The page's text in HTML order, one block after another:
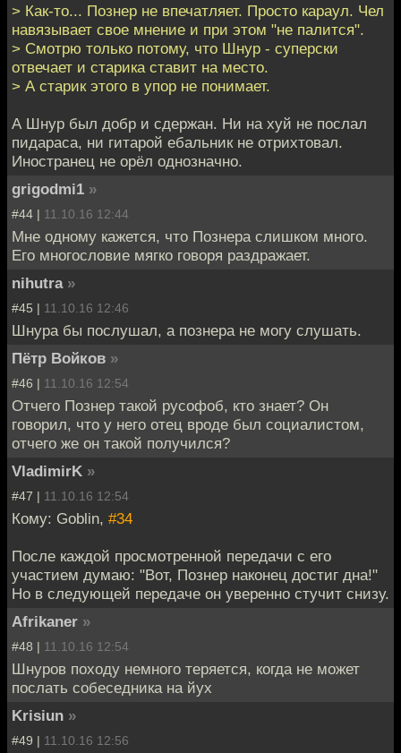
> Как-то... Познер не впечатляет. Просто караул. Чел
навязывает свое мнение и при этом "не палится".
> Смотрю только потому, что Шнур - суперски
отвечает и старика ставит на место.
> А старик этого в упор не понимает.
А Шнур был добр и сдержан. Ни на хуй не послал
пидараса, ни гитарой ебальник не отрихтовал.
Иностранец не орёл однозначно.
grigodmi1 »
#44 | 11.10.16 12:44
Мне одному кажется, что Познера слишком много.
Его многословие мягко говоря раздражает.
nihutra »
#45 | 11.10.16 12:46
Шнура бы послушал, а познера не могу слушать.
Пётр Войков »
#46 | 11.10.16 12:54
Отчего Познер такой русофоб, кто знает? Он
говорил, что у него отец вроде был социалистом,
отчего же он такой получился?
VladimirK »
#47 | 11.10.16 12:54
Кому: Goblin, #34
После каждой просмотренной передачи с его
участием думаю: "Вот, Познер наконец достиг дна!"
Но в следующей передаче он уверенно стучит снизу.
Afrikaner »
#48 | 11.10.16 12:54
Шнуров походу немного теряется, когда не может
послать собеседника на йух
Krisiun »
#49 | 11.10.16 12:56